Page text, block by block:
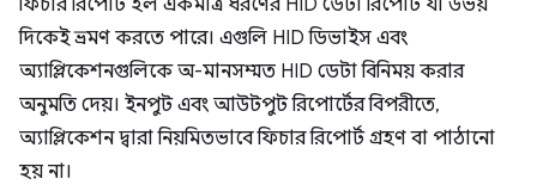
দিকেই ভ্রমণ করতে পারে। এগুলি HID ডিভাইস এবং
অ্যাপ্লিকেশনগুলিকে অ-মানসম্মত HID ডেটা বিনিময় করার
অনুমতি দেয়। ইনপুট এবং আউটপুট রিপোর্টের বিপরীতে,
অ্যাপ্লিকেশন দ্বারা নিয়মিতভাবে ফিচার রিপোর্ট গ্রহণ বা পাঠানো
হয় না।